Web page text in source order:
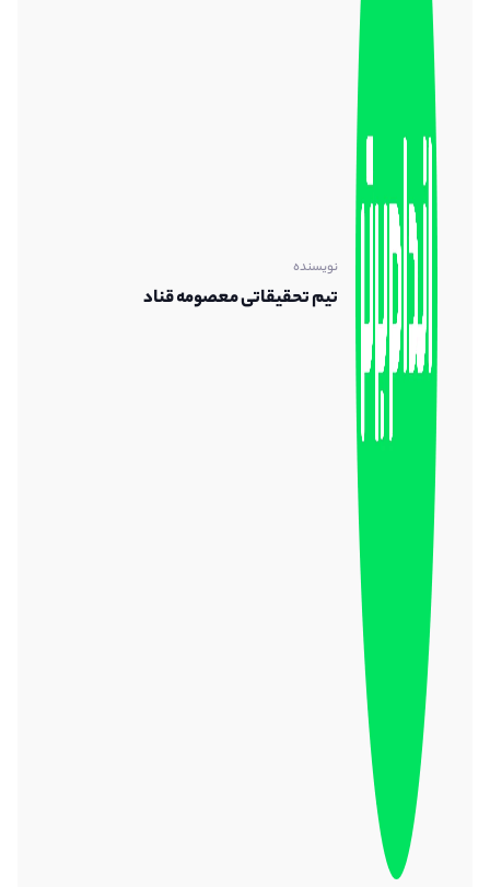
نویسنده
تیم تحقیقاتی معصومه قناد